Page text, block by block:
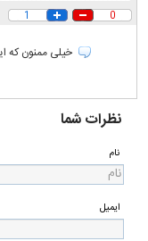
0
1
خیلی ممنون که
نظرات شما
نام
ایمیل